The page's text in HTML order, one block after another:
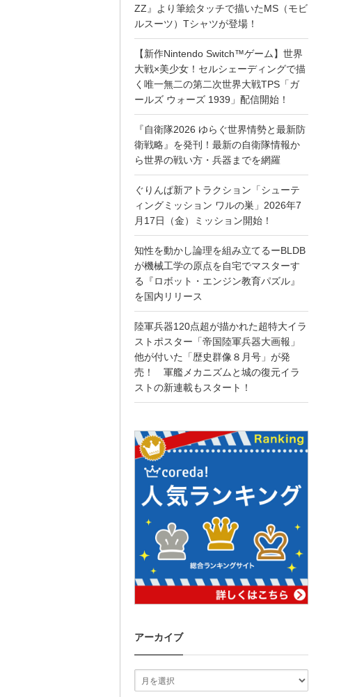
ZZ』より筆絵タッチで描いたMS（モビ
ルスーツ）Tシャツが登場！
【新作Nintendo Switch™ゲーム】世界
大戦×美少女！セルシェーディングで描
く唯一無二の第二次世界大戦TPS「ガ
ールズ ウォーズ 1939」配信開始！
『自衛隊2026 ゆらぐ世界情勢と最新防
衛戦略』を発刊！最新の自衛隊情報か
ら世界の戦い方・兵器までを網羅
ぐりんぱ新アトラクション「シューテ
ィングミッション ワルの巣」2026年7
月17日（金）ミッション開始！
知性を動かし論理を組み立てるーBLDB
が機械工学の原点を自宅でマスターす
る『ロボット・エンジン教育パズル』
を国内リリース
陸軍兵器120点超が描かれた超特大イラ
ストポスター「帝国陸軍兵器大画報」
他が付いた「歴史群像８月号」が発
売！ 軍艦メカニズムと城の復元イラ
ストの新連載もスタート！
アーカイブ